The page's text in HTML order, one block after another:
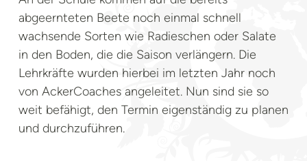
abgeernteten Beete noch einmal schnell
wachsende Sorten wie Radieschen oder Salate
in den Boden, die die Saison verlängern. Die
Lehrkräfte wurden hierbei im letzten Jahr noch
von AckerCoaches angeleitet. Nun sind sie so
weit befähigt, den Termin eigenständig zu planen
und durchzuführen.